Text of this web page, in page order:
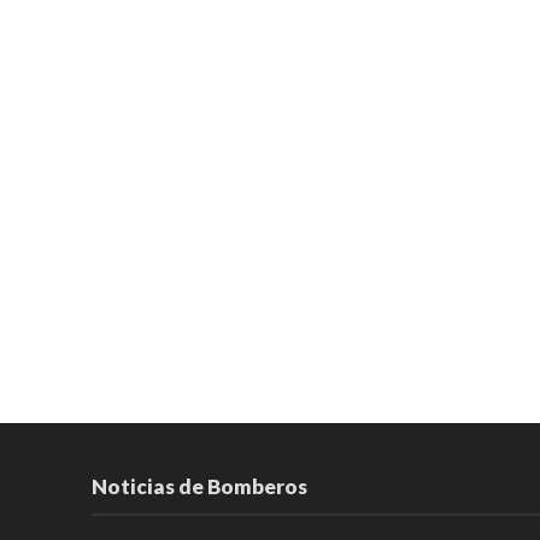
Noticias de Bomberos